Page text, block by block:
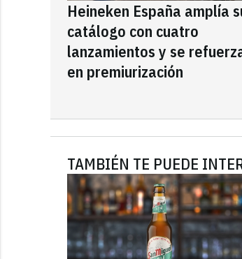
Heineken España amplía
catálogo con cuatro
lanzamientos y se
en premiurización
TAMBIÉN TE PUEDE